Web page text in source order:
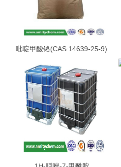
吡啶甲酸铬(CAS:14639-25-9)